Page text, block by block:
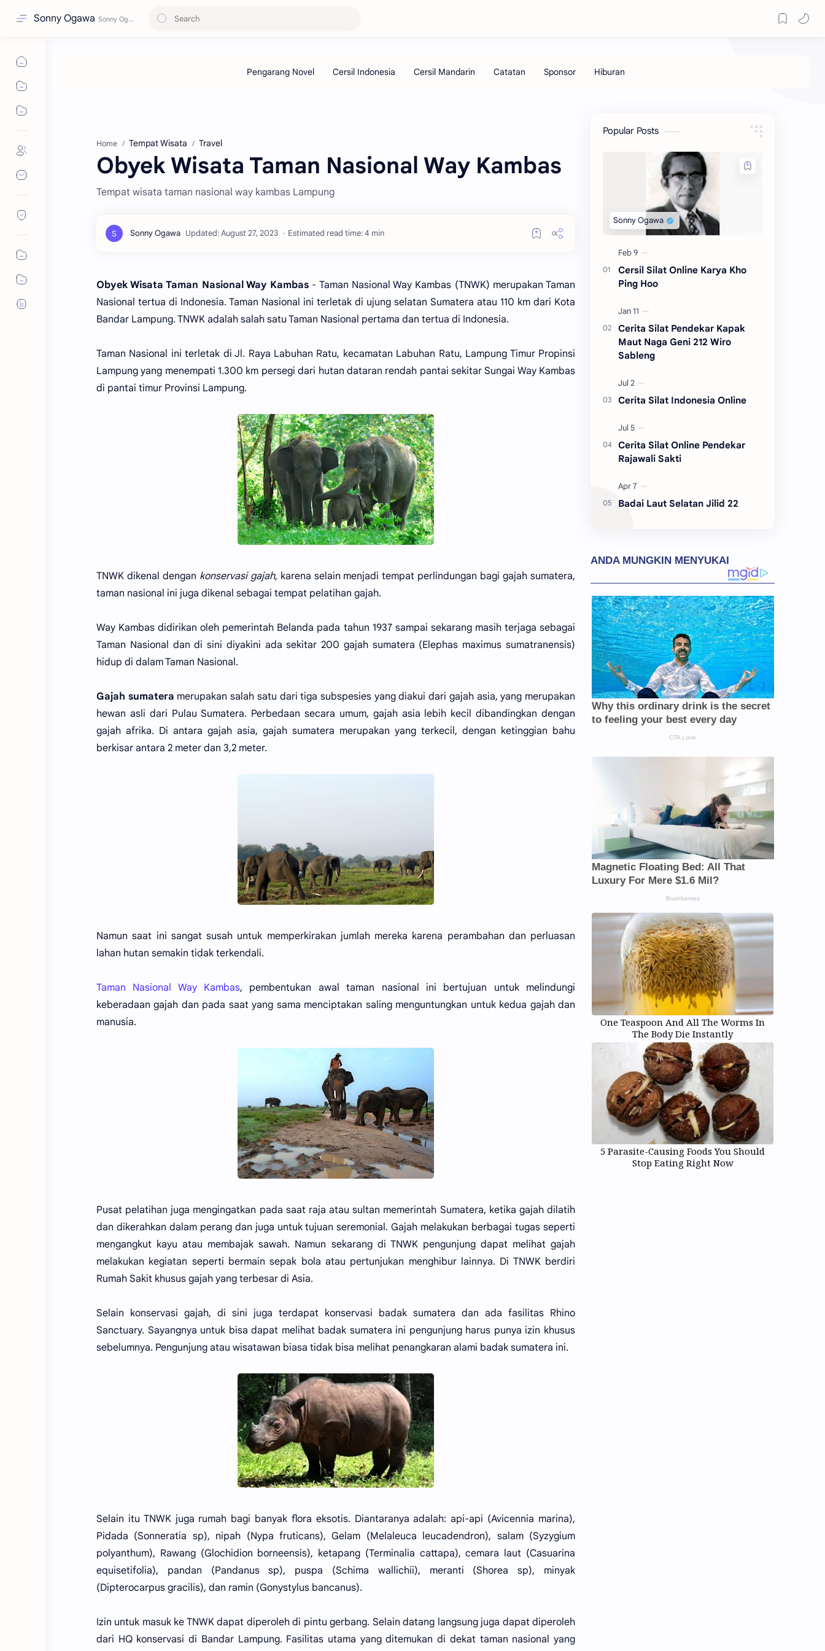
Sonny Ogawa
Home Tempat Wisata Travel
Obyek Wisata Taman Nasional Way Kambas
Tempat wisata taman nasional way kambas Lampung
Estimated read time: 4 min
Obyek Wisata Taman Nasional Way Kambas - Taman Nasional Way Kambas (TNWK) merupakan Taman
Nasional tertua di Indonesia. Taman Nasional ini terletak di ujung selatan Sumatera atau 110 km dari Kota
Bandar Lampung. TNWK adalah salah satu Taman Nasional pertama dan tertua di Indonesia.
Taman Nasional ini terletak di Jl. Raya Labuhan Ratu, kecamatan Labuhan Ratu, Lampung Timur Propinsi
Lampung yang menempati 1.300 km persegi dari hutan dataran rendah pantai sekitar Sungai Way Kambas
di pantai timur Provinsi Lampung.
TNWK dikenal dengan konservasi gajah, karena selain menjadi tempat perlindungan bagi gajah sumatera,
taman nasional ini juga dikenal sebagai tempat pelatihan gajah.
Way Kambas didirikan oleh pemerintah Belanda pada tahun 1937 sampai sekarang masih terjaga sebagai
Taman Nasional dan di sini diyakini ada sekitar 200 gajah sumatera (Elephas maximus sumatranensis)
hidup di dalam Taman Nasional.
Gajah sumatera merupakan salah satu dari tiga subspesies yang diakui dari gajah asia, yang merupakan
hewan asli dari Pulau Sumatera. Perbedaan secara umum, gajah asia lebih kecil dibandingkan dengan
gajah afrika. Di antara gajah asia, gajah sumatera merupakan yang terkecil, dengan ketinggian bahu
berkisar antara 2 meter dan 3,2 meter.
Namun saat ini sangat susah untuk memperkirakan jumlah mereka karena perambahan dan perluasan
lahan hutan semakin tidak terkendali.
Taman Nasional Way Kambas, pembentukan awal taman nasional ini bertujuan untuk melindungi
keberadaan gajah dan pada saat yang sama menciptakan saling menguntungkan untuk kedua gajah dan
manusia.
Pusat pelatihan juga mengingatkan pada saat raja atau sultan memerintah Sumatera, ketika gajah dilatih
dan dikerahkan dalam perang dan juga untuk tujuan seremonial. Gajah melakukan berbagai tugas seperti
mengangkut kayu atau membajak sawah. Namun sekarang di TNWK pengunjung dapat melihat gajah
melakukan kegiatan seperti bermain sepak bola atau pertunjukan menghibur lainnya. Di TNWK berdiri
Rumah Sakit khusus gajah yang terbesar di Asia.
Selain konservasi gajah, di sini juga terdapat konservasi badak sumatera dan ada fasilitas Rhino
Sanctuary. Sayangnya untuk bisa dapat melihat badak sumatera ini pengunjung harus punya izin khusus
sebelumnya. Pengunjung atau wisatawan biasa tidak bisa melihat penangkaran alami badak sumatera ini.
Selain itu TNWK juga rumah bagi banyak flora eksotis. Diantaranya adalah: api-api (Avicennia marina),
Pidada (Sonneratia sp), nipah (Nypa fruticans), Gelam (Melaleuca leucadendron), salam (Syzygium
polyanthum), Rawang (Glochidion borneensis), ketapang (Terminalia cattapa), cemara laut (Casuarina
equisetifolia), pandan (Pandanus sp), puspa (Schima wallichii), meranti (Shorea sp), minyak
(Dipterocarpus gracilis), dan ramin (Gonystylus bancanus).
Izin untuk masuk ke TNWK dapat diperoleh di pintu gerbang. Selain datang langsung juga dapat diperoleh
dari HQ konservasi di Bandar Lampung. Fasilitas utama yang ditemukan di dekat taman nasional yang
Popular Posts
Cersil Silat Online Karya Kho
Ping Hoo
Cerita Silat Pendekar Kapak
Maut Naga Geni 212 Wiro
Sableng
Cerita Silat Indonesia Online
Cerita Silat Online Pendekar
Rajawali Sakti
Badai Laut Selatan Jilid 22
One Teaspoon And All The Worms In
The Body Die Instantly
5 Parasite-Causing Foods You Should
Stop Eating Right Now